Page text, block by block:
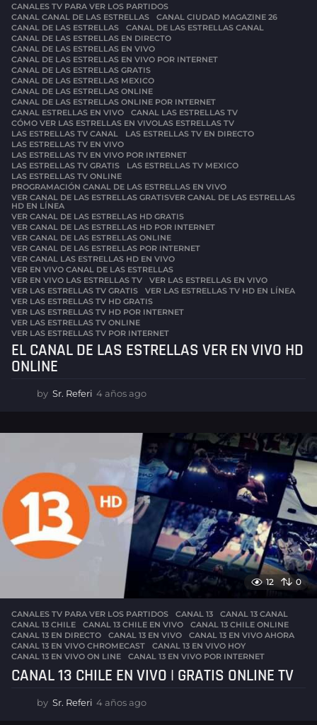
CANALES TV PARA VER LOS PARTIDOS
CANAL CANAL DE LAS ESTRELLAS
,CANAL CIUDAD MAGAZINE 26
CANAL DE LAS ESTRELLAS
,CANAL DE LAS ESTRELLAS CANAL
CANAL DE LAS ESTRELLAS EN DIRECTO
CANAL DE LAS ESTRELLAS EN VIVO
CANAL DE LAS ESTRELLAS EN VIVO POR INTERNET
CANAL DE LAS ESTRELLAS GRATIS
CANAL DE LAS ESTRELLAS MEXICO
CANAL DE LAS ESTRELLAS ONLINE
CANAL DE LAS ESTRELLAS ONLINE POR INTERNET
CANAL ESTRELLAS EN VIVO
,CANAL LAS ESTRELLAS TV
CÓMO VER LAS ESTRELLAS EN VIVOLAS ESTRELLAS TV
LAS ESTRELLAS TV CANAL
,LAS ESTRELLAS TV EN DIRECTO
LAS ESTRELLAS TV EN VIVO
LAS ESTRELLAS TV EN VIVO POR INTERNET
LAS ESTRELLAS TV GRATIS
,LAS ESTRELLAS TV MEXICO
LAS ESTRELLAS TV ONLINE
PROGRAMACIÓN CANAL DE LAS ESTRELLAS EN VIVO
VER CANAL DE LAS ESTRELLAS GRATISVER CANAL DE LAS ESTRELLAS
HD EN LÍNEA
VER CANAL DE LAS ESTRELLAS HD GRATIS
VER CANAL DE LAS ESTRELLAS HD POR INTERNET
VER CANAL DE LAS ESTRELLAS ONLINE
VER CANAL DE LAS ESTRELLAS POR INTERNET
VER CANAL LAS ESTRELLAS HD EN VIVO
VER EN VIVO CANAL DE LAS ESTRELLAS
VER EN VIVO LAS ESTRELLAS TV
,VER LAS ESTRELLAS EN VIVO
VER LAS ESTRELLAS TV GRATIS
,VER LAS ESTRELLAS TV HD EN LÍNEA
VER LAS ESTRELLAS TV HD GRATIS
VER LAS ESTRELLAS TV HD POR INTERNET
VER LAS ESTRELLAS TV ONLINE
VER LAS ESTRELLAS TV POR INTERNET
EL CANAL DE LAS ESTRELLAS VER EN VIVO HD
ONLINE
by Sr. Referi 4 años ago
s
a
g
o
12 0
CANALES TV PARA VER LOS PARTIDOS CANAL 13 ,CANAL 13 CANAL
CANAL 13 CHILE
,CANAL 13 CHILE EN VIVO ,CANAL 13 CHILE ONLINE
CANAL 13 EN DIRECTO
,CANAL 13 EN VIVO ,CANAL 13 EN VIVO AHORA
CANAL 13 EN VIVO CHROMECAST
,CANAL 13 EN VIVO HOY
CANAL 13 EN VIVO ON LINE
,CANAL 13 EN VIVO POR INTERNET
CANAL 13 CHILE EN VIVO | GRATIS ONLINE TV
by Sr. Referi 4 años ago